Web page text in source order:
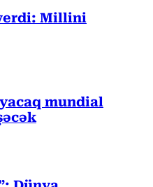
Millini
mundial